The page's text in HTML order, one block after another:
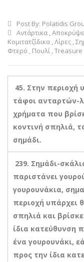
Post By: Polatidis
Αντάρτικα ,
Κομιτατζίδικα ,Λίρες ,
Φτερό , Πουλί ,Treasure
45. Στην περιοχή
τάφοι ανταρτών-
χρήματα που
κοντινή σπηλιά,
σημάδι.
239. Σημάδι-
παριστάνει
γουρουνάκια,
περιοχή υπάρχει
σπηλιά και
ίδια κατεύθυνση
ένα γουρουνάκι,
προς την ίδια